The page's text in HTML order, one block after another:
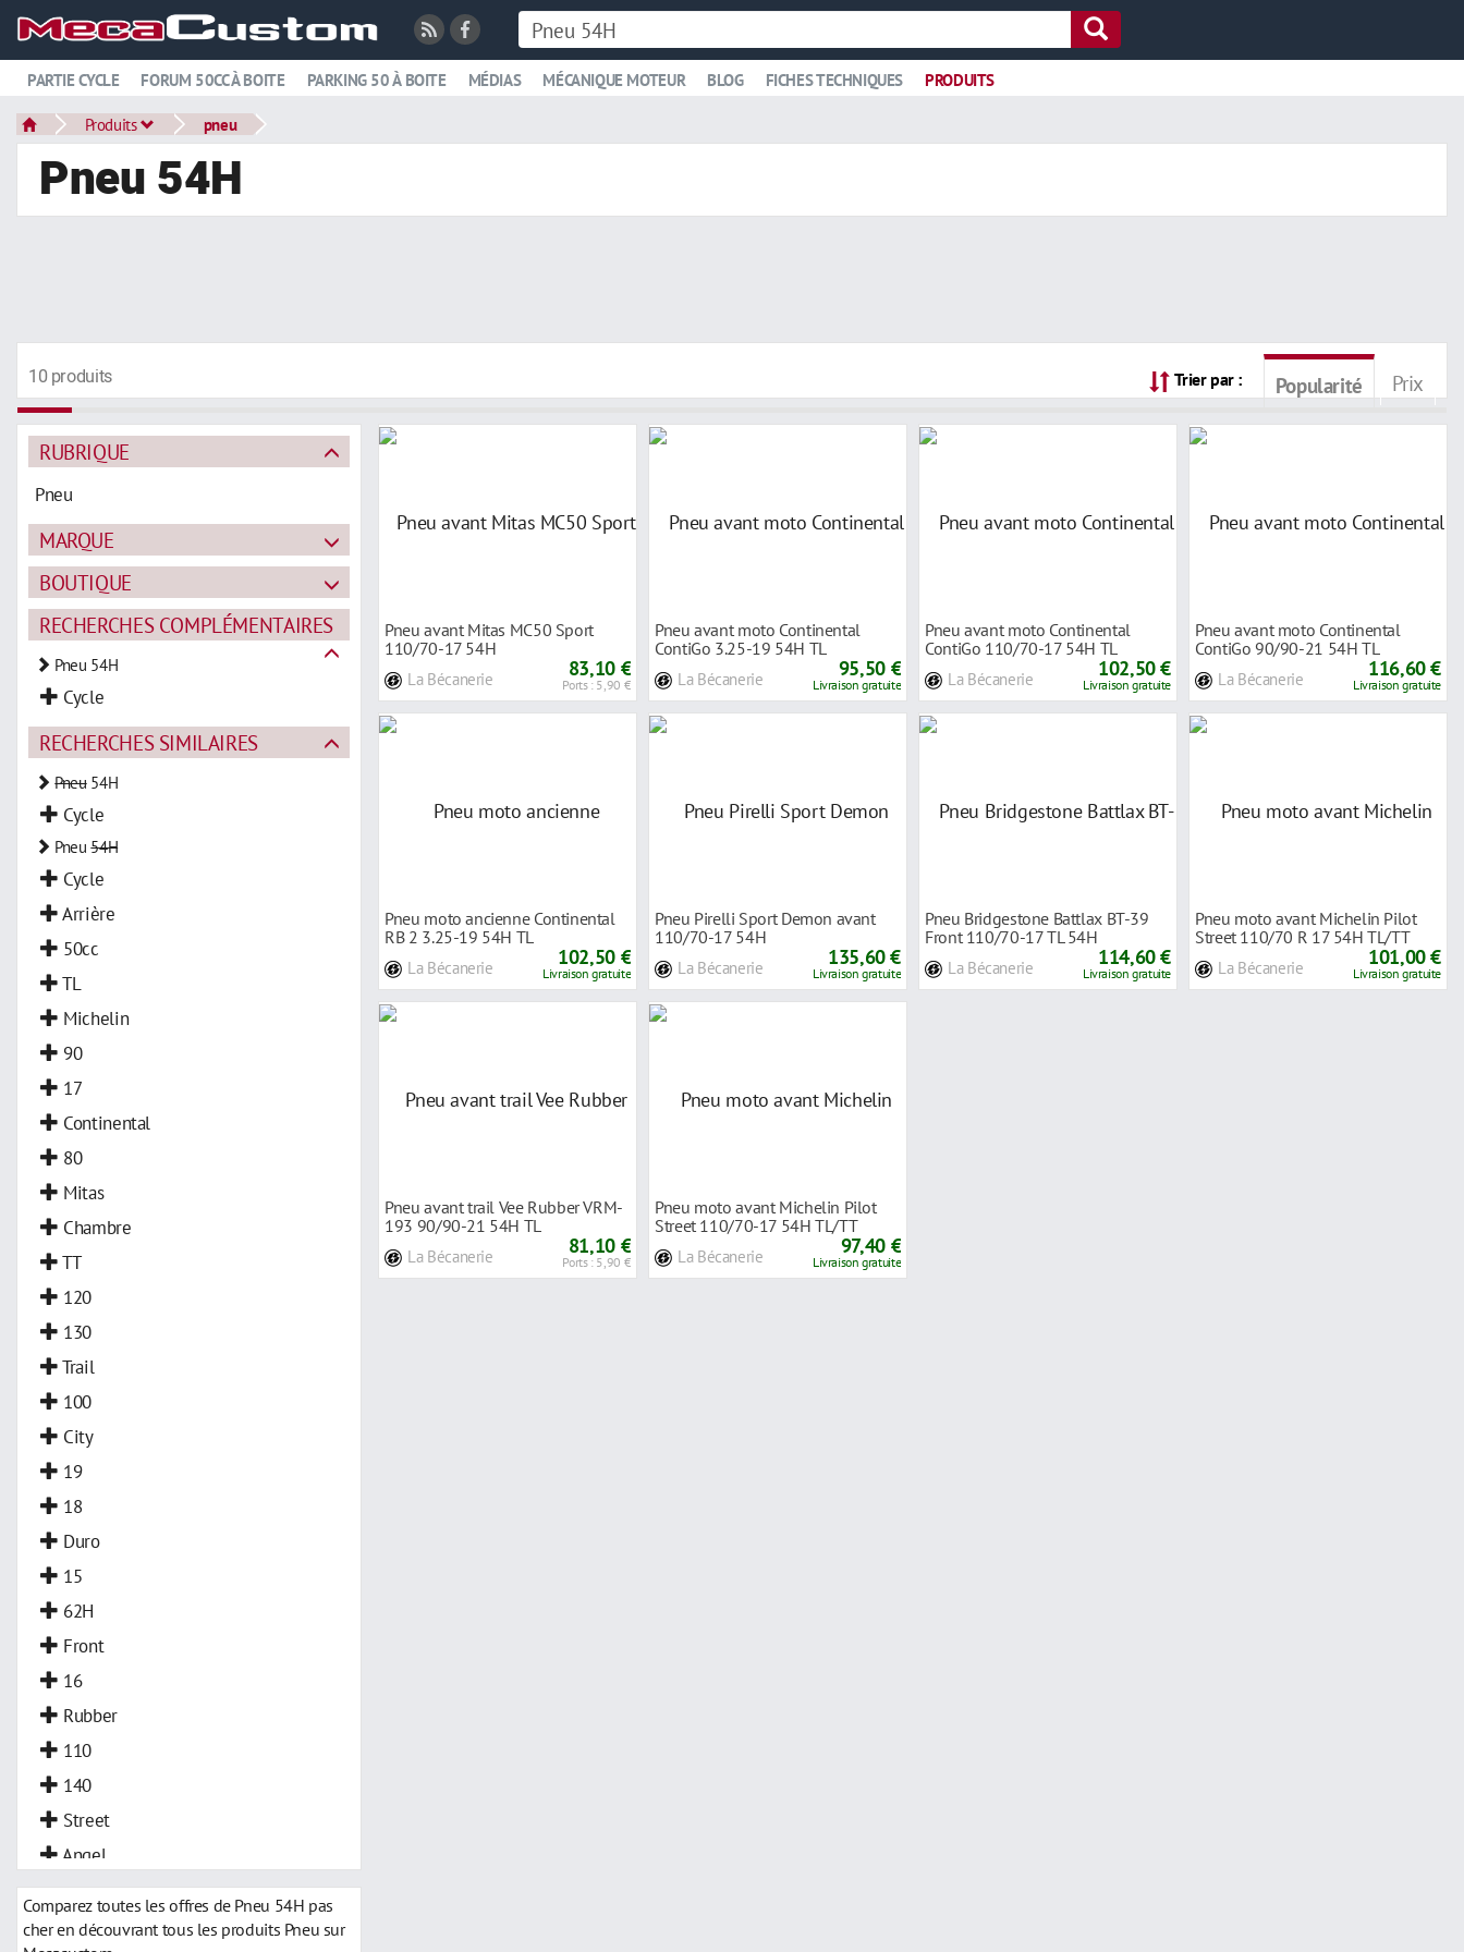
PARTIE CYCLE FORUM 50CC À BOITE PARKING 50 À BOITE MÉDIAS MÉCANIQUE MOTEUR BLOG FICHES TECHNIQUES PRODUITS
Produits pneu
Pneu 54H
10 produits Trier par : Popularité Prix
RUBRIQUE
Pneu
MARQUE
BOUTIQUE
RECHERCHES COMPLÉMENTAIRES
Pneu 54H
Cycle
RECHERCHES SIMILAIRES
Pneu54H
Cycle
Pneu54H
Cycle
Arrière
50cc
TL
Michelin
90
17
Continental
80
Mitas
Chambre
TT
120
130
Trail
100
City
19
18
Duro
15
62H
Front
16
Rubber
110
140
Street
Angel
Comparez toutes les offres de Pneu 54H pas
cher en découvrant tous les produits Pneu sur
Pneu avant Mitas MC50 Sport
110/70-17 54H
La Bécanerie 83,10 €
Ports : 5,90 €
Pneu avant moto Continental
ContiGo 3.25-19 54H TL
La Bécanerie 95,50 €
Livraison gratuite
Pneu avant moto Continental
ContiGo 110/70-17 54H TL
La Bécanerie 102,50 €
Livraison gratuite
Pneu avant moto Continental
ContiGo 90/90-21 54H TL
La Bécanerie 116,60 €
Livraison gratuite
Pneu moto ancienne Continental
RB 2 3.25-19 54H TL
La Bécanerie 102,50 €
Livraison gratuite
Pneu Pirelli Sport Demon avant
110/70-17 54H
La Bécanerie 135,60 €
Livraison gratuite
Pneu Bridgestone Battlax BT-39
Front 110/70-17 TL 54H
La Bécanerie 114,60 €
Livraison gratuite
Pneu moto avant Michelin Pilot
Street 110/70 R 17 54H TL/TT
La Bécanerie 101,00 €
Livraison gratuite
Pneu avant trail Vee Rubber VRM-
193 90/90-21 54H TL
La Bécanerie 81,10 €
Ports : 5,90 €
Pneu moto avant Michelin Pilot
Street 110/70-17 54H TL/TT
La Bécanerie 97,40 €
Livraison gratuite